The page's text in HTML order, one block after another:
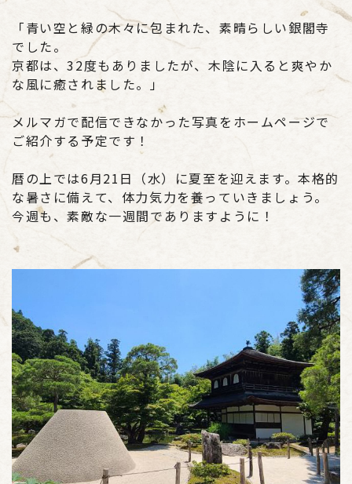
「青い空と緑の木々に包まれた、素晴らしい銀閣寺
でした。
京都は、32度もありましたが、木陰に入ると爽やか
な風に癒されました。」
メルマガで配信できなかった写真をホームページで
ご紹介する予定です！
暦の上では6月21日（水）に夏至を迎えます。本格的
な暑さに備えて、体力気力を養っていきましょう。
今週も、素敵な一週間でありますように！